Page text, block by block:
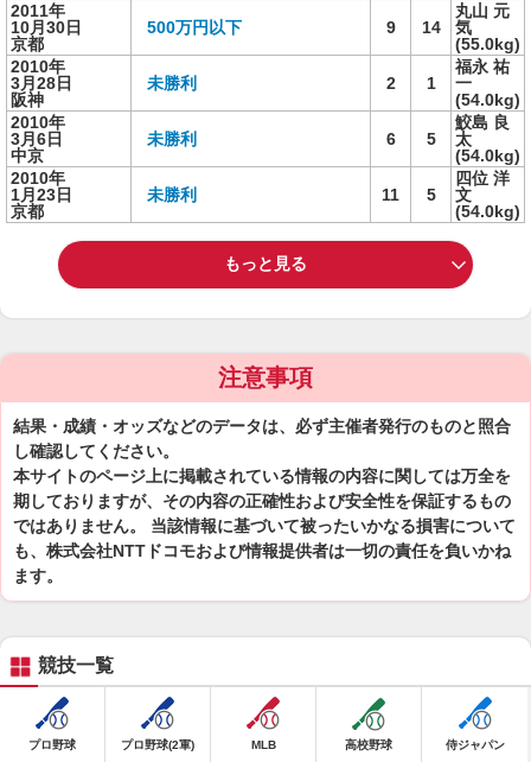
2011年
10月30日
京都
500万円以下 9 14
丸山 元
気
(55.0kg)
2010年
3月28日
阪神
未勝利 2 1
福永 祐
一
(54.0kg)
2010年
3月6日
中京
未勝利 6 5
鮫島 良
太
(54.0kg)
2010年
1月23日
京都
未勝利 11 5
四位 洋
文
(54.0kg)
もっと見る
注意事項
結果・成績・オッズなどのデータは、必ず主催者発行のものと照合
し確認してください。
本サイトのページ上に掲載されている情報の内容に関しては万全を
期しておりますが、その内容の正確性および安全性を保証するもの
ではありません。 当該情報に基づいて被ったいかなる損害について
も、株式会社NTTドコモおよび情報提供者は一切の責任を負いかね
ます。
競技一覧
プロ野球 プロ野球(2軍) MLB 高校野球 侍ジャパン